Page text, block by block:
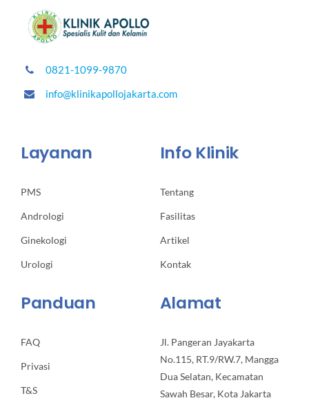
0821-1099-9870
info@klinikapollojakarta.com
Layanan
PMS
Andrologi
Ginekologi
Urologi
Info Klinik
Tentang
Fasilitas
Artikel
Kontak
Panduan
FAQ
Privasi
T&S
Alamat
Jl. Pangeran Jayakarta
No.115, RT.9/RW.7, Mangga
Dua Selatan, Kecamatan
Sawah Besar, Kota Jakarta